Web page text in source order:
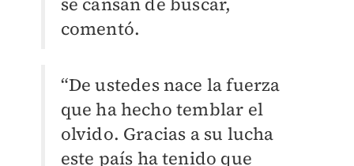
comentó.
“De ustedes nace la fuerza
que ha hecho temblar el
olvido. Gracias a su lucha
este país ha tenido que